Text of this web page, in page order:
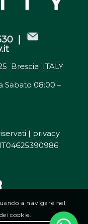
|
Brescia ITALY
Sabato 08:00 –
| privacy
IT04625390986
a navigare nel
cookie.